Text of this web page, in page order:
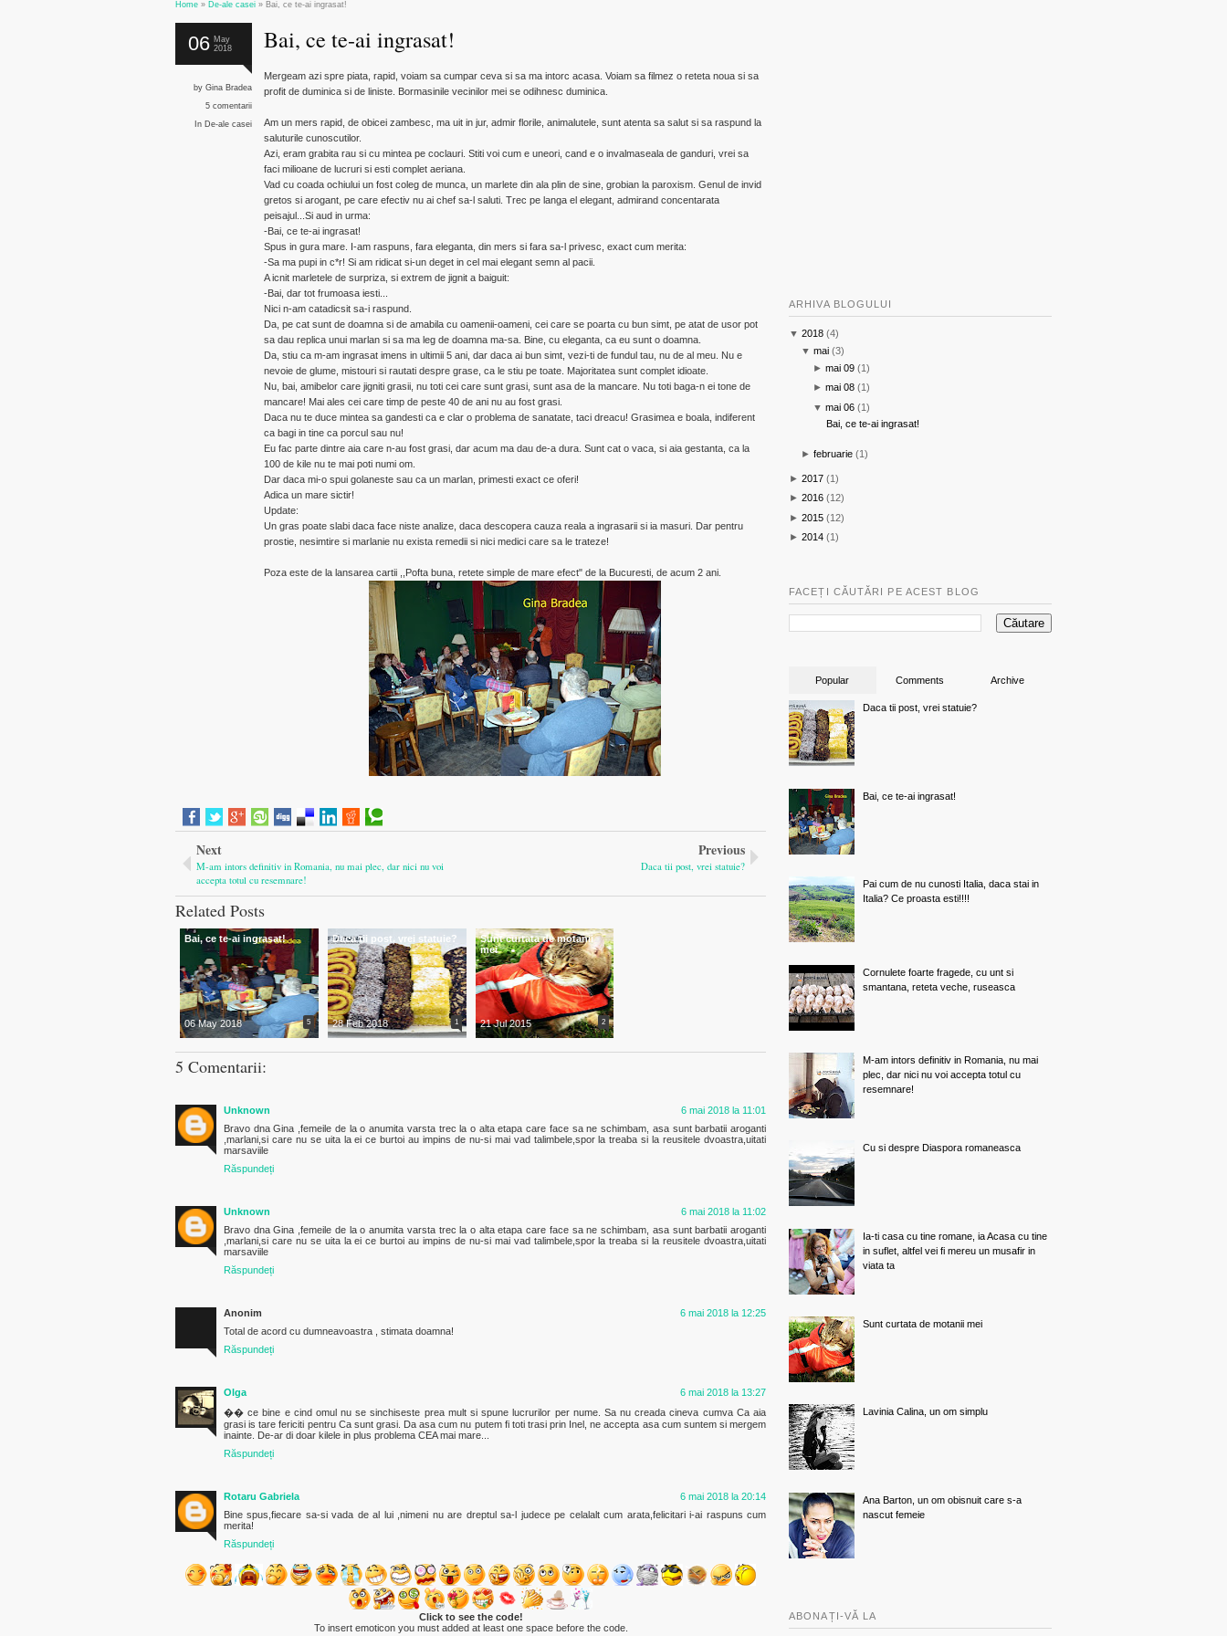
Home » De-ale casei » Bai, ce te-ai ingrasat!
Bai, ce te-ai ingrasat!
06 May
2018
byGina Bradea
5 comentarii
In De-ale casei
Mergeam azi spre piata, rapid, voiam sa cumpar ceva si sa ma intorc acasa. Voiam sa filmez o reteta noua si sa
profit de duminica si de liniste. Bormasinile vecinilor mei se odihnesc duminica.
Am un mers rapid, de obicei zambesc, ma uit in jur, admir florile, animalutele, sunt atenta sa salut si sa raspund la
saluturile cunoscutilor.
Azi, eram grabita rau si cu mintea pe coclauri. Stiti voi cum e uneori, cand e o invalmaseala de ganduri, vrei sa
faci milioane de lucruri si esti complet aeriana.
Vad cu coada ochiului un fost coleg de munca, un marlete din ala plin de sine, grobian la paroxism. Genul de invid
gretos si arogant, pe care efectiv nu ai chef sa-l saluti. Trec pe langa el elegant, admirand concentarata
peisajul...Si aud in urma:
-Bai, ce te-ai ingrasat!
Spus in gura mare. I-am raspuns, fara eleganta, din mers si fara sa-l privesc, exact cum merita:
-Sa ma pupi in c*r! Si am ridicat si-un deget in cel mai elegant semn al pacii.
A icnit marletele de surpriza, si extrem de jignit a baiguit:
-Bai, dar tot frumoasa iesti...
Nici n-am catadicsit sa-i raspund.
Da, pe cat sunt de doamna si de amabila cu oamenii-oameni, cei care se poarta cu bun simt, pe atat de usor pot
sa dau replica unui marlan si sa ma leg de doamna ma-sa. Bine, cu eleganta, ca eu sunt o doamna.
Da, stiu ca m-am ingrasat imens in ultimii 5 ani, dar daca ai bun simt, vezi-ti de fundul tau, nu de al meu. Nu e
nevoie de glume, mistouri si rautati despre grase, ca le stiu pe toate. Majoritatea sunt complet idioate.
Nu, bai, amibelor care jigniti grasii, nu toti cei care sunt grasi, sunt asa de la mancare. Nu toti baga-n ei tone de
mancare! Mai ales cei care timp de peste 40 de ani nu au fost grasi.
Daca nu te duce mintea sa gandesti ca e clar o problema de sanatate, taci dreacu! Grasimea e boala, indiferent
ca bagi in tine ca porcul sau nu!
Eu fac parte dintre aia care n-au fost grasi, dar acum ma dau de-a dura. Sunt cat o vaca, si aia gestanta, ca la
100 de kile nu te mai poti numi om.
Dar daca mi-o spui golaneste sau ca un marlan, primesti exact ce oferi!
Adica un mare sictir!
Update:
Un gras poate slabi daca face niste analize, daca descopera cauza reala a ingrasarii si ia masuri. Dar pentru
prostie, nesimtire si marlanie nu exista remedii si nici medici care sa le trateze!
Poza este de la lansarea cartii ,,Pofta buna, retete simple de mare efect" de la Bucuresti, de acum 2 ani.
Next
M-am intors definitiv in Romania, nu mai plec, dar nici nu voi
accepta totul cu resemnare!
Previous
Daca tii post, vrei statuie?
Related Posts
Bai, ce te-ai ingrasat!
06 May 2018 5
Daca tii post, vrei statuie?
28 Feb 2018 1
Sunt curtata de motanii
mei
21 Jul 2015 2
5 Comentarii:
Unknown
6 mai 2018 la 11:01
Bravo dna Gina ,femeile de la o anumita varsta trec la o alta etapa care face sa ne schimbam, asa sunt barbatii aroganti
,marlani,si care nu se uita la ei ce burtoi au impins de nu-si mai vad talimbele,spor la treaba si la reusitele dvoastra,uitati
marsaviile
Răspundeți
Unknown
6 mai 2018 la 11:02
Bravo dna Gina ,femeile de la o anumita varsta trec la o alta etapa care face sa ne schimbam, asa sunt barbatii aroganti
,marlani,si care nu se uita la ei ce burtoi au impins de nu-si mai vad talimbele,spor la treaba si la reusitele dvoastra,uitati
marsaviile
Răspundeți
Anonim
6 mai 2018 la 12:25
Total de acord cu dumneavoastra , stimata doamna!
Răspundeți
Olga
6 mai 2018 la 13:27
�� ce bine e cind omul nu se sinchiseste prea mult si spune lucrurilor per nume. Sa nu creada cineva cumva Ca aia
grasi is tare fericiti pentru Ca sunt grasi. Da asa cum nu putem fi toti trasi prin Inel, ne accepta asa cum suntem si mergem
inainte. De-ar di doar kilele in plus problema CEA mai mare...
Răspundeți
Rotaru Gabriela
6 mai 2018 la 20:14
Bine spus,fiecare sa-si vada de al lui ,nimeni nu are dreptul sa-l judece pe celalalt cum arata,felicitari i-ai raspuns cum
merita!
Răspundeți
Click to see the code!
To insert emoticon you must added at least one space before the code.
ARHIVA BLOGULUI
▼ 2018 (4)
▼mai (3)
►mai 09 (1)
►mai 08 (1)
▼mai 06 (1)
Bai, ce te-ai ingrasat!
►februarie (1)
► 2017 (1)
► 2016 (12)
► 2015 (12)
► 2014 (1)
FACEȚI CĂUTĂRI PE ACEST BLOG
Popular Comments Archive
Daca tii post, vrei statuie?
Bai, ce te-ai ingrasat!
Pai cum de nu cunosti Italia, daca stai in
Italia? Ce proasta esti!!!!
Cornulete foarte fragede, cu unt si
smantana, reteta veche, ruseasca
M-am intors definitiv in Romania, nu mai
plec, dar nici nu voi accepta totul cu
resemnare!
Cu si despre Diaspora romaneasca
Ia-ti casa cu tine romane, ia Acasa cu tine
in suflet, altfel vei fi mereu un musafir in
viata ta
Sunt curtata de motanii mei
Lavinia Calina, un om simplu
Ana Barton, un om obisnuit care s-a
nascut femeie
ABONAȚI-VĂ LA